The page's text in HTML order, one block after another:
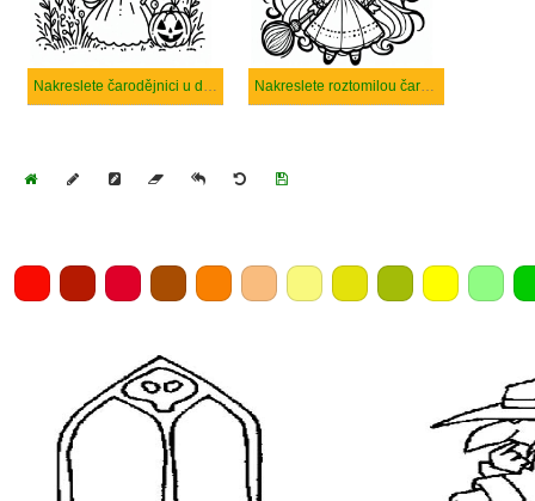
Nakreslete čarodějnici u dětí Nakreslete roztomilou čarodějnici